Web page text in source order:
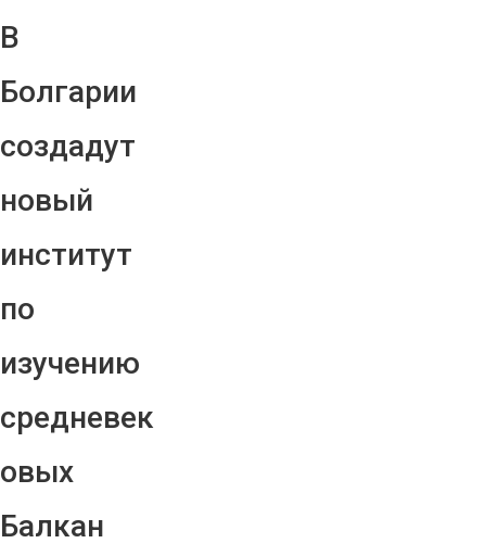
В
Болгарии
создадут
новый
институт
по
изучению
средневек
овых
Балкан